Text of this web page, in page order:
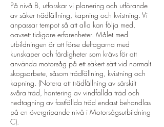
På nivå B, utforskar vi planering och utförande
av säker trädfällning, kapning och kvistning. Vi
anpassar tempot så att alla kan följa med,
oavsett tidigare erfarenheter. Målet med
utbildningen är att förse deltagarna med
kunskaper och färdigheter som krävs för att
använda motorsåg på ett säkert sätt vid normalt
skogsarbete, såsom trädfällning, kvistning och
kapning. (Notera att trädfällning av särskilt
svåra träd, hantering av vindfällda träd och
nedtagning av fastfällda träd endast behandlas
på en övergripande nivå i Motorsågsutbildning
C).